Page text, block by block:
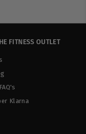
FITNESS OUTLET
Klarna